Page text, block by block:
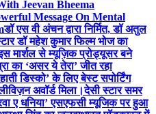
Jeevan Bheema
Message On Mental
डॉ एस वी अंचन द्वारा निर्मित, डॉ अतुल
डॉ महेश कुमार फिल्म भोज का
मार्शल से म्यूज़िक प्रोड्यूसर बने
का ‘असर ये तेरा’ जीत रहा
डिस्को’ के लिए बेस्ट सपोर्टिंग
अवॉर्ड मिला।देसी स्टार समर
ए धनिया’ एसएफसी म्यूजिक पर हुआ